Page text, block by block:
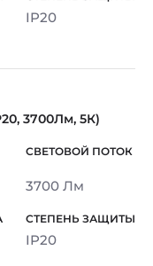
IP20
3700Лм, 5К)
3700 Лм
IP20